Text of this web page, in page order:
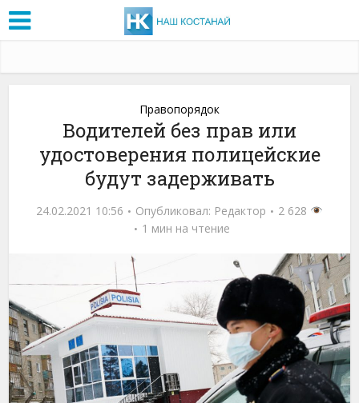
Правопорядок
Водителей без прав или
удостоверения полицейские
будут задерживать
24.02.2021 10:56 Опубликовал: Редактор
2 628
1 мин на чтение